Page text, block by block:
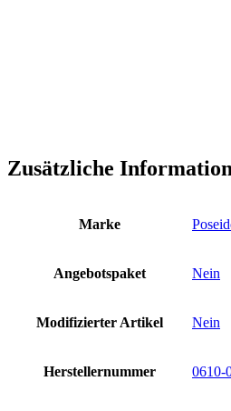
Zusätzliche Information
Marke
Angebotspaket Nein
Modifizierter Artikel Nein
Herstellernummer 0610-